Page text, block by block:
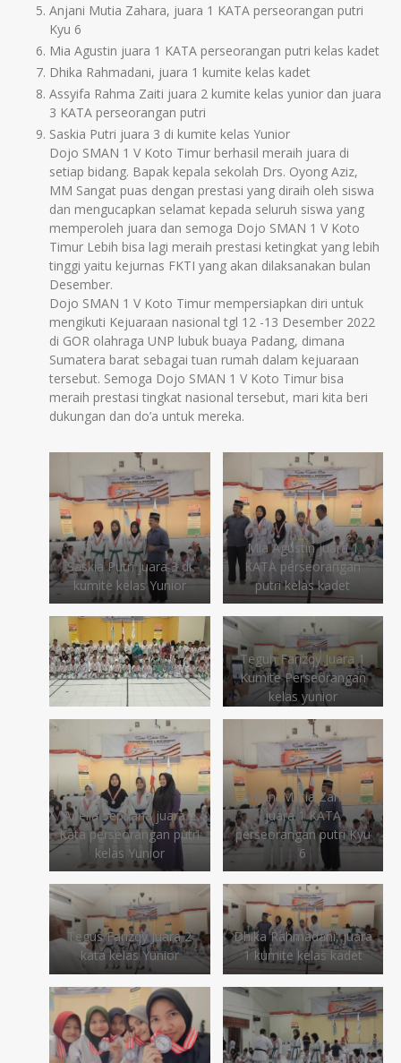
Anjani Mutia Zahara, juara 1 KATA perseorangan putri
Kyu 6
Mia Agustin juara 1 KATA perseorangan putri kelas kadet
Dhika Rahmadani, juara 1 kumite kelas kadet
Assyifa Rahma Zaiti juara 2 kumite kelas yunior dan juara
3 KATA perseorangan putri
Saskia Putri juara 3 di kumite kelas Yunior
Dojo SMAN 1 V Koto Timur berhasil meraih juara di
setiap bidang. Bapak kepala sekolah Drs. Oyong Aziz,
MM Sangat puas dengan prestasi yang diraih oleh siswa
dan mengucapkan selamat kepada seluruh siswa yang
memperoleh juara dan semoga Dojo SMAN 1 V Koto
Timur Lebih bisa lagi meraih prestasi ketingkat yang lebih
tinggi yaitu kejurnas FKTI yang akan dilaksanakan bulan
Desember.
Dojo SMAN 1 V Koto Timur mempersiapkan diri untuk
mengikuti Kejuaraan nasional tgl 12 -13 Desember 2022
di GOR olahraga UNP lubuk buaya Padang, dimana
Sumatera barat sebagai tuan rumah dalam kejuaraan
tersebut. Semoga Dojo SMAN 1 V Koto Timur bisa
meraih prestasi tingkat nasional tersebut, mari kita beri
dukungan dan do’a untuk mereka.
Saskia Putri juara 3 di
kumite kelas Yunior
Mia Agustin juara 1
KATA perseorangan
putri kelas kadet
Teguh Farizqy Juara 1
Kumite Perseorangan
kelas yunior
Adelia Septiana juara 2
Kata perseorangan putri
kelas Yunior
Anjani Mutia Zahara,
juara 1 KATA
perseorangan putri Kyu
6
Tegus Farizqy Juara 2
kata kelas Yunior
Dhika Rahmadani, juara
1 kumite kelas kadet